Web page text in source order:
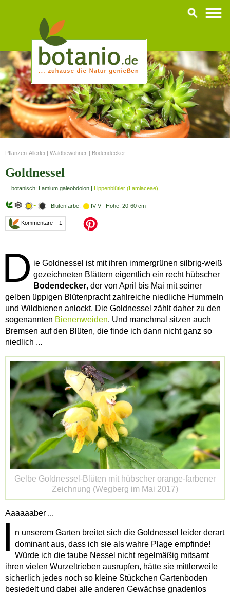
Pflanzen-Allerlei Waldbewohner Bodendecker
Goldnessel
... botanisch: Lamium galeobdolon | Lippenblütler (Lamiaceae)
- Blütenfarbe: IV-V Höhe: 20-60 cm
Kommentare 1
D ie Goldnessel ist mit ihren immergrünen silbrig-weiß
gezeichneten Blättern eigentlich ein recht hübscher
Bodendecker, der von April bis Mai mit seiner
gelben üppigen Blütenpracht zahlreiche niedliche Hummeln
und Wildbienen anlockt. Die Goldnessel zählt daher zu den
sogenannten Bienenweiden. Und manchmal sitzen auch
Bremsen auf den Blüten, die finde ich dann nicht ganz so
niedlich ...
Gelbe Goldnessel-Blüten mit hübscher orange-farbener
Zeichnung (Wegberg im Mai 2017)
Aaaaaaber ...
I
n unserem Garten breitet sich die Goldnessel leider derart
dominant aus, dass ich sie als wahre Plage empfinde!
Würde ich die taube Nessel nicht regelmäßig mitsamt
ihren vielen Wurzeltrieben ausrupfen, hätte sie mittlerweile
sicherlich jedes noch so kleine Stückchen Gartenboden
besiedelt und dabei alle anderen Gewächse gnadenlos